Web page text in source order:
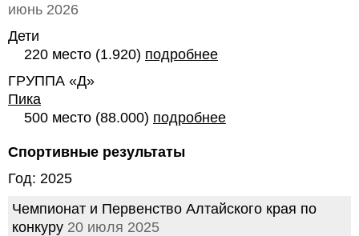
июнь 2026
Дети
220 место (1.920) подробнее
ГРУППА «Д»
Пика
500 место (88.000) подробнее
Спортивные результаты
Год: 2025
Чемпионат и Первенство Алтайского края по
конкуру 20 июля 2025